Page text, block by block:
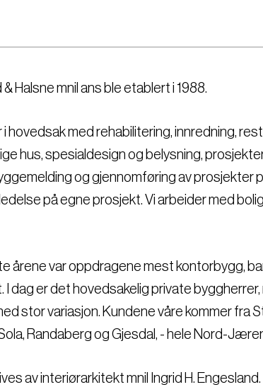
Halsne mnil ans ble etablert i 1988.
i hovedsak med rehabilitering, innredning,
hus, spesialdesign og belysning,
og gjennomføring av prosjekter
på egne prosjekt. Vi arbeider med
årene var oppdragene mest kontorbygg,
I dag er det hovedsakelig private byggherrer,
stor variasjon. Kundene våre kommer fra
Randaberg og Gjesdal, - hele Nord-
av interiørarkitekt mnil Ingrid H. Engesland.